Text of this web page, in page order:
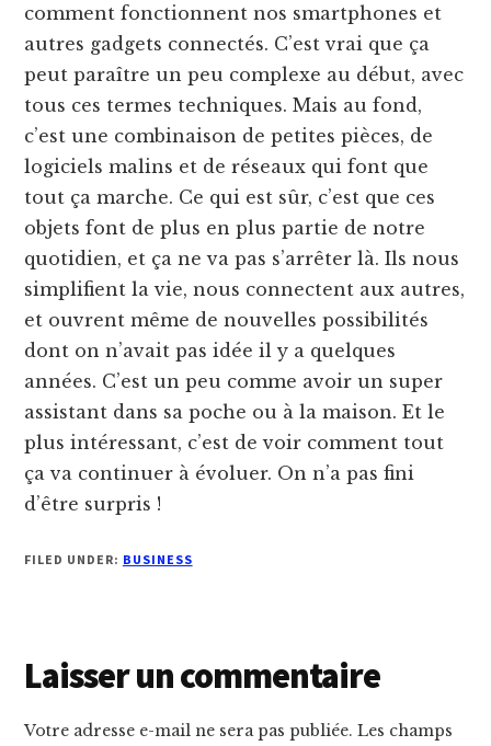
comment fonctionnent nos smartphones et
autres gadgets connectés. C’est vrai que ça
peut paraître un peu complexe au début, avec
tous ces termes techniques. Mais au fond,
c’est une combinaison de petites pièces, de
logiciels malins et de réseaux qui font que
tout ça marche. Ce qui est sûr, c’est que ces
objets font de plus en plus partie de notre
quotidien, et ça ne va pas s’arrêter là. Ils nous
simplifient la vie, nous connectent aux autres,
et ouvrent même de nouvelles possibilités
dont on n’avait pas idée il y a quelques
années. C’est un peu comme avoir un super
assistant dans sa poche ou à la maison. Et le
plus intéressant, c’est de voir comment tout
ça va continuer à évoluer. On n’a pas fini
d’être surpris !
FILED UNDER: BUSINESS
Reader
Interactions
Laisser un commentaire
Votre adresse e-mail ne sera pas publiée. Les champs